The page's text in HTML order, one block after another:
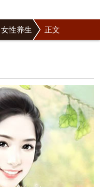
女性养生 正文